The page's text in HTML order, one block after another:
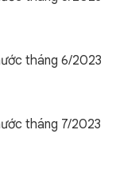
tháng 6/2023
tháng 7/2023